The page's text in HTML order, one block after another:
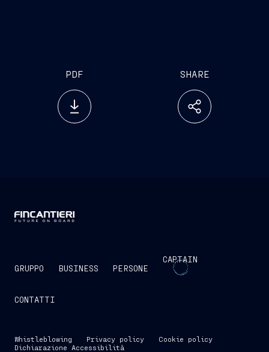
PDF SHARE
GRUPPO BUSINESS PERSONE
CAPTAIN
CONTATTI
Whistleblowing Privacy policy
Cookie policy
Dichiarazione Accessibilità